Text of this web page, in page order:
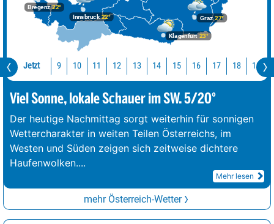
Bregenz22°
Graz27°
Innsbruck22°
Klagenfurt 23°
Jetzt 9 10 11 12 13 14 15 16 17 18 19
Viel Sonne, lokale Schauer im SW. 5/20°
Der heutige Nachmittag sorgt weiterhin für sonnigen
Wettercharakter in weiten Teilen Österreichs, im
Westen und Süden zeigen sich zeitweise dichtere
Haufenwolken....
Mehr lesen
mehr Österreich-Wetter